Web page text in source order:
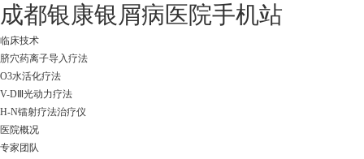
成都银康银屑病医院手机站
临床技术
脐穴药离子导入疗法
O3水活化疗法
V-DⅢ光动力疗法
H-N镭射疗法治疗仪
医院概况
专家团队